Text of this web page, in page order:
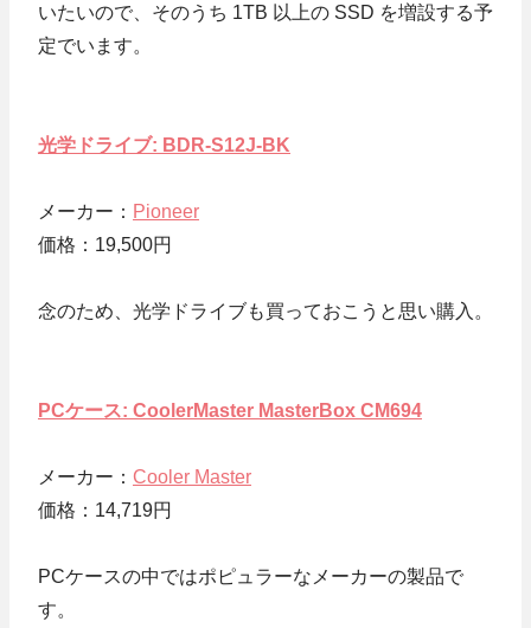
いたいので、そのうち 1TB 以上の SSD を増設する予
定でいます。
光学ドライブ: BDR-S12J-BK
メーカー： Pioneer
価格：19,500円
念のため、光学ドライブも買っておこうと思い購入。
PCケース: CoolerMaster MasterBox CM694
メーカー： Cooler Master
価格：14,719円
PCケースの中ではポピュラーなメーカーの製品で
す。